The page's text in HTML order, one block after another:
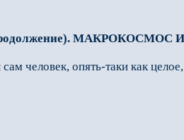
человек, опять-таки как